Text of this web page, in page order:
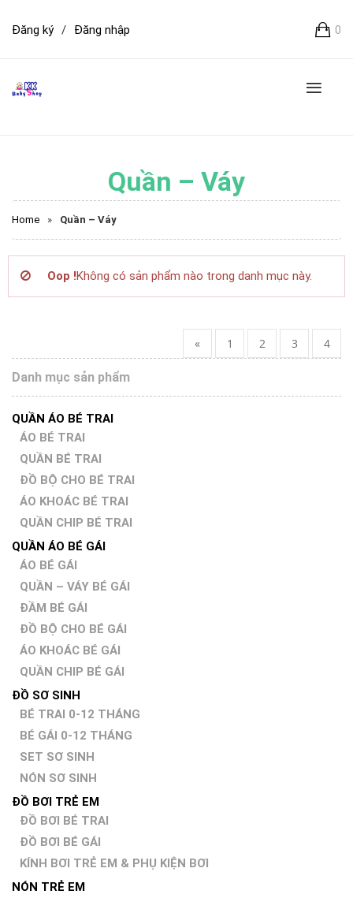
0
Đăng ký / Đăng nhập
Quần – Váy
Home » Quần – Váy
Oop !Không có sản phẩm nào trong danh mục này.
« 1 2 3 4
Danh mục sản phẩm
QUẦN ÁO BÉ TRAI
ÁO BÉ TRAI
QUẦN BÉ TRAI
ĐỒ BỘ CHO BÉ TRAI
ÁO KHOÁC BÉ TRAI
QUẦN CHIP BÉ TRAI
QUẦN ÁO BÉ GÁI
ÁO BÉ GÁI
QUẦN – VÁY BÉ GÁI
ĐẦM BÉ GÁI
ĐỒ BỘ CHO BÉ GÁI
ÁO KHOÁC BÉ GÁI
QUẦN CHIP BÉ GÁI
ĐỒ SƠ SINH
BÉ TRAI 0-12 THÁNG
BÉ GÁI 0-12 THÁNG
SET SƠ SINH
NÓN SƠ SINH
ĐỒ BƠI TRẺ EM
ĐỒ BƠI BÉ TRAI
ĐỒ BƠI BÉ GÁI
KÍNH BƠI TRẺ EM & PHỤ KIỆN BƠI
NÓN TRẺ EM